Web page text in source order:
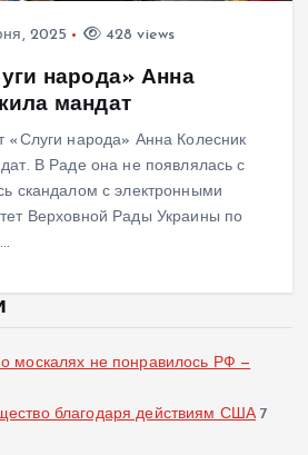
2025 428 views
народа» Анна
мандат
«Слуги народа» Анна Колесник
В Раде она не появлялась с
скандалом с электронными
Верховной Рады Украины по
москалях не понравилось РФ —
благодаря действиям США 7